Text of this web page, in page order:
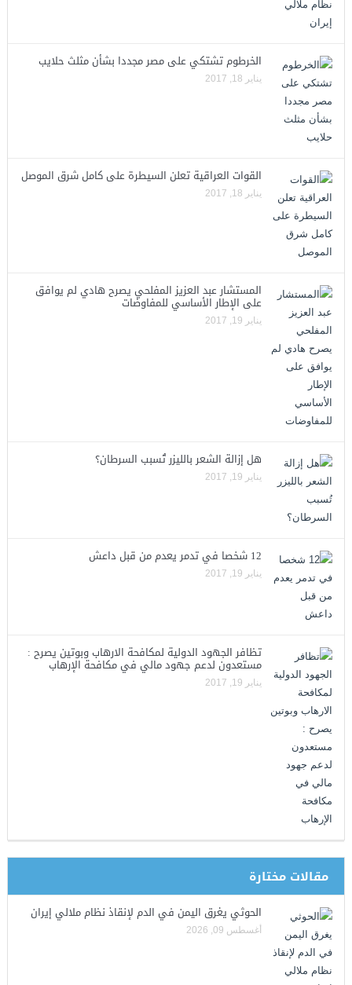
الخرطوم تشتكي على مصر مجددا بشأن مثلث حلايب
يناير 18, 2017
القوات العراقية تعلن السيطرة على كامل شرق الموصل
يناير 18, 2017
المستشار عبد العزيز المفلحي يصرح هادي لم يوافق
على الإطار الأساسي للمفاوضات
يناير 19, 2017
هل إزالة الشعر بالليزر تُسبب السرطان؟
يناير 19, 2017
12 شخصا في تدمر يعدم من قبل داعش
يناير 19, 2017
تظافر الجهود الدولية لمكافحة الارهاب وبوتين يصرح :
مستعدون لدعم جهود مالي في مكافحة الإرهاب
يناير 19, 2017
مقالات مختارة
الحوثي يغرق اليمن في الدم لإنقاذ نظام ملالي إيران
أغسطس 09, 2026